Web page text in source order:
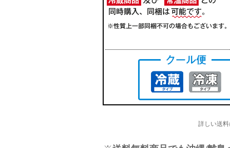
詳しい送